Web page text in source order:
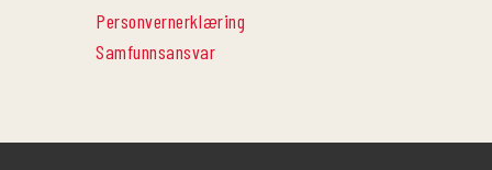
Personvernerklæring
Samfunnsansvar